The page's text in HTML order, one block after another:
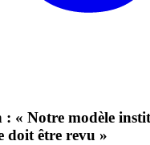
: « Notre modèle
doit être revu »